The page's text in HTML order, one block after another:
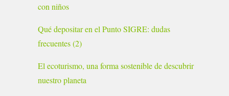
con niños
Qué depositar en el Punto SIGRE: dudas
frecuentes (2)
El ecoturismo, una forma sostenible de descubrir
nuestro planeta